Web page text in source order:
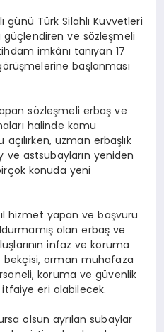
günü Türk Silahlı Kuvvetleri
güçlendiren ve sözleşmeli
imkânı tanıyan 17
başlanması
sözleşmeli erbaş ve
halinde kamu
uzman erbaşlık
ve astsubayların yeniden
konuda yeni
hizmet yapan ve başvuru
olan erbaş ve
infaz ve koruma
orman muhafaza
koruma ve güvenlik
eri olabilecek.
olsun ayrılan subaylar